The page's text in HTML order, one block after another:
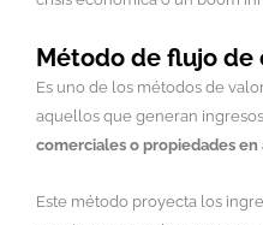
Método de flujo de
Es uno de los métodos de
aquellos que generan
comerciales o propiedades en
Este método proyecta los